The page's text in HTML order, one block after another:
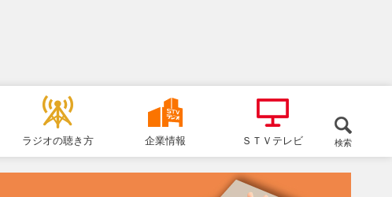
ラジオの聴き方 企業情報 ＳＴＶテレビ 検索